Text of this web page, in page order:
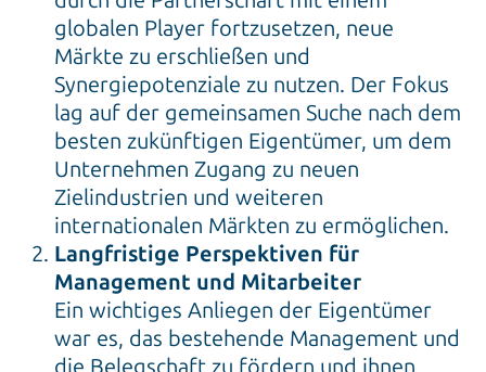
globalen Player fortzusetzen, neue
Märkte zu erschließen und
Synergiepotenziale zu nutzen. Der Fokus
lag auf der gemeinsamen Suche nach dem
besten zukünftigen Eigentümer, um dem
Unternehmen Zugang zu neuen
Zielindustrien und weiteren
internationalen Märkten zu ermöglichen.
Langfristige Perspektiven für
Management und Mitarbeiter
Ein wichtiges Anliegen der Eigentümer
war es, das bestehende Management und
die Belegschaft zu fördern und ihnen